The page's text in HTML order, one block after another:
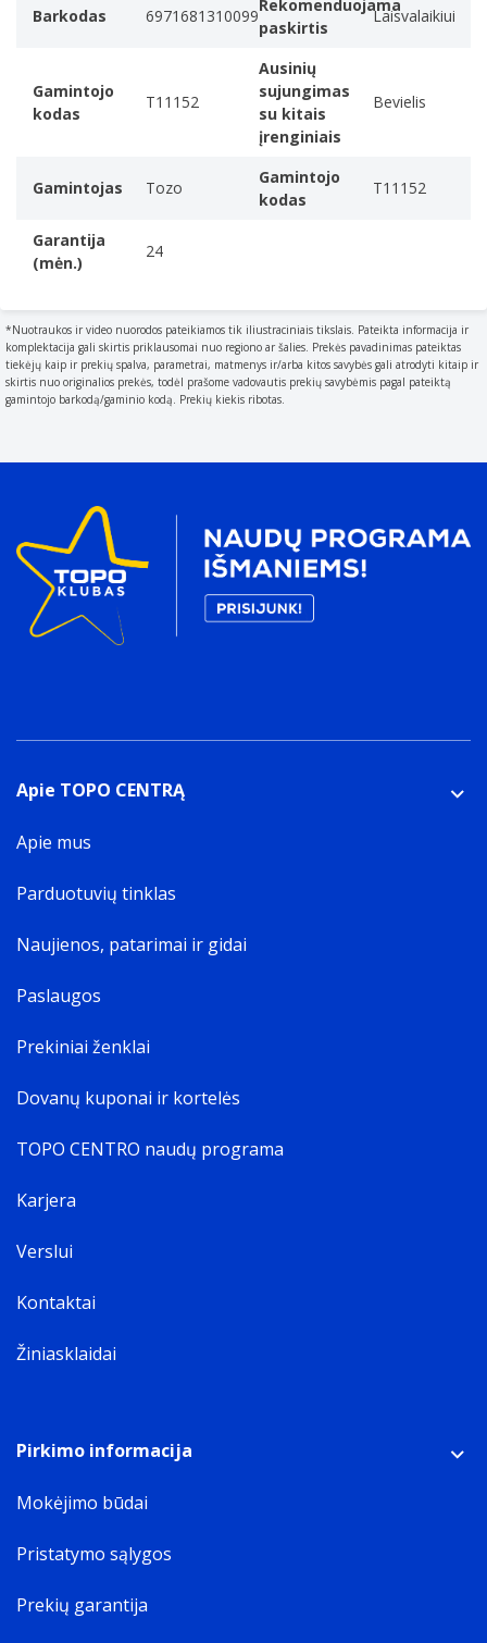
• Ausinių įkrovimo laikas: apie 1,8 val.
• Greitas įkrovimas per USB Type-C jungtį
*Nuotraukos pateikiamos tik iliustraciniais tikslais. Pateikta informacija gali skirtis
priklausomai nuo regiono ar šalies.
Barkodas 6971681310099
Rekomenduojama
paskirtis
Laisvalaikiui
Gamintojo
kodas
T11152
Ausinių
sujungimas
su kitais
įrenginiais
Bevielis
Gamintojas Tozo
Gamintojo
kodas
T11152
Garantija
(mėn.)
24
*Nuotraukos ir video nuorodos pateikiamos tik iliustraciniais tikslais. Pateikta informacija ir
komplektacija gali skirtis priklausomai nuo regiono ar šalies. Prekės pavadinimas pateiktas
tiekėjų kaip ir prekių spalva, parametrai, matmenys ir/arba kitos savybės gali atrodyti kitaip ir
skirtis nuo originalios prekės, todėl prašome vadovautis prekių savybėmis pagal pateiktą
gamintojo barkodą/gaminio kodą. Prekių kiekis ribotas.
Apie TOPO CENTRĄ
Apie mus
Parduotuvių tinklas
Naujienos, patarimai ir gidai
Paslaugos
Prekiniai ženklai
Dovanų kuponai ir kortelės
TOPO CENTRO naudų programa
Karjera
Verslui
Kontaktai
Žiniasklaidai
Pirkimo informacija
Mokėjimo būdai
Pristatymo sąlygos
Prekių garantija